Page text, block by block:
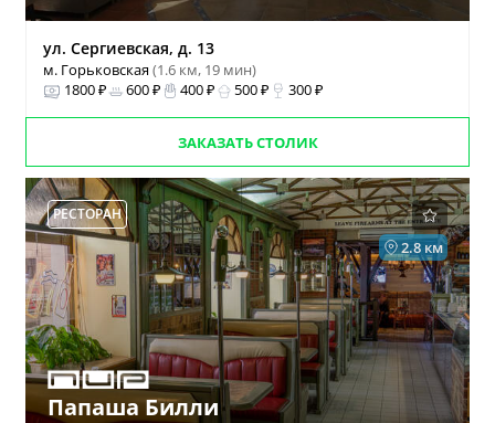
ул. Сергиевская, д. 13
м. Горьковская(1.6 км, 19 мин)
1800 ₽
600 ₽ 400 ₽ 500 ₽ 300 ₽
ЗАКАЗАТЬ СТОЛИК
РЕСТОРАН
2.8 км
Папаша Билли